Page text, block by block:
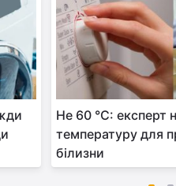
Не 60 °C: експерт
температуру для
білизни